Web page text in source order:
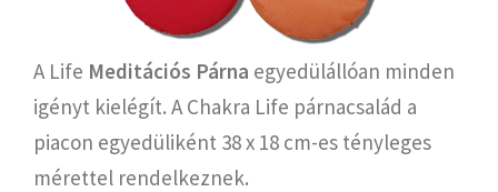
A Life Meditációs Párna egyedülállóan minden
igényt kielégít. A Chakra Life párnacsalád a
piacon egyedüliként 38 x 18 cm-es tényleges
mérettel rendelkeznek.